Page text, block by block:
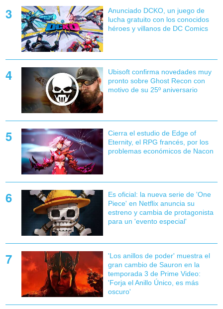
Anunciado DCKO, un juego de
lucha gratuito con los conocidos
héroes y villanos de DC Comics
Ubisoft confirma novedades muy
pronto sobre Ghost Recon con
motivo de su 25º aniversario
Cierra el estudio de Edge of
Eternity, el RPG francés, por los
problemas económicos de Nacon
Es oficial: la nueva serie de 'One
Piece' en Netflix anuncia su
estreno y cambia de protagonista
para un 'evento especial'
'Los anillos de poder' muestra el
gran cambio de Sauron en la
temporada 3 de Prime Video:
'Forja el Anillo Único, es más
oscuro'